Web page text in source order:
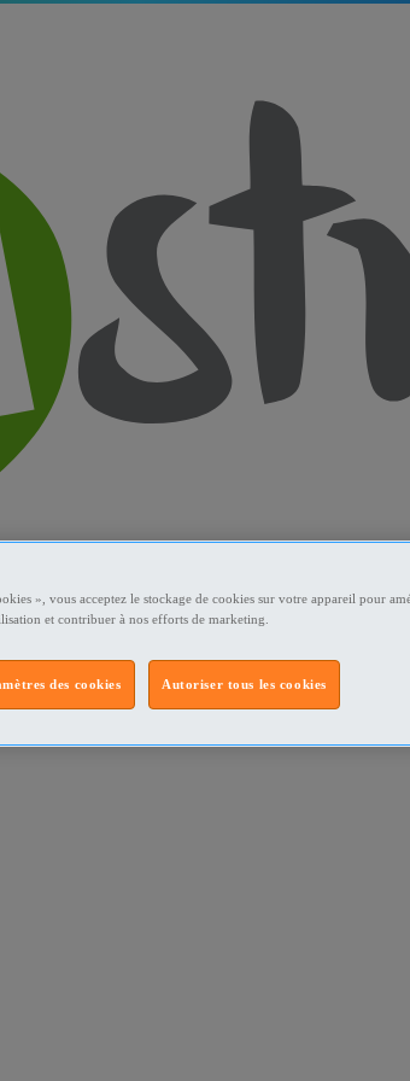
», vous acceptez le stockage de cookies sur votre appareil pour
et contribuer à nos efforts de marketing.
Autoriser tous les cookies
des cookies